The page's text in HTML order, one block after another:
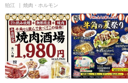
狛江 焼肉・ホルモン